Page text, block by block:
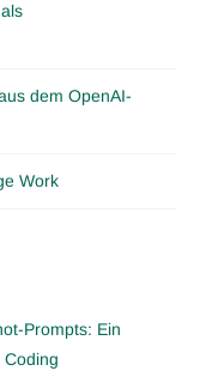
dem OpenAI-
Work
Prompts: Ein